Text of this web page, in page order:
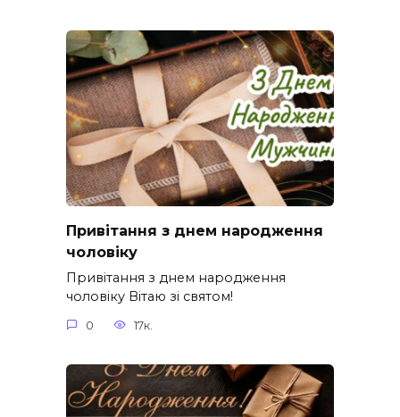
Привітання з днем народження
чоловіку
Привітання з днем народження
чоловіку Вітаю зі святом!
0 17к.